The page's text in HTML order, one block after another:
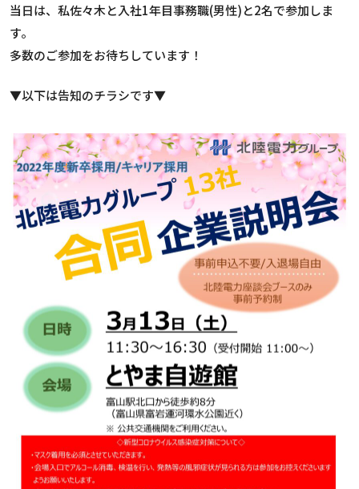
当日は、私佐々木と入社1年目事務職(男性)と2名で参加しま
す。
多数のご参加をお待ちしています！
▼以下は告知のチラシです▼